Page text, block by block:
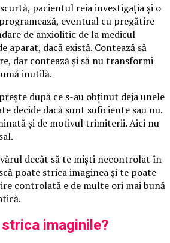
pacientul reia investigația și o
eventual cu pregătire
de anxiolitic de la medicul
aparat, dacă există. Contează să
dar contează și să nu transformi
inutilă.
după ce s-au obținut deja unele
decide dacă sunt suficiente sau nu.
și de motivul trimiterii. Aici nu
decât să te miști necontrolat în
poate strica imaginea și te poate
controlată e de multe ori mai bună
imaginile?